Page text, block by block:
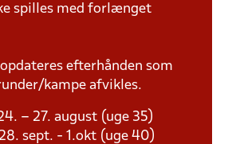
spilles med forlænget
opdateres efterhånden som
kampe afvikles.
– 27. august (uge 35)
sept. - 1.okt (uge 40)